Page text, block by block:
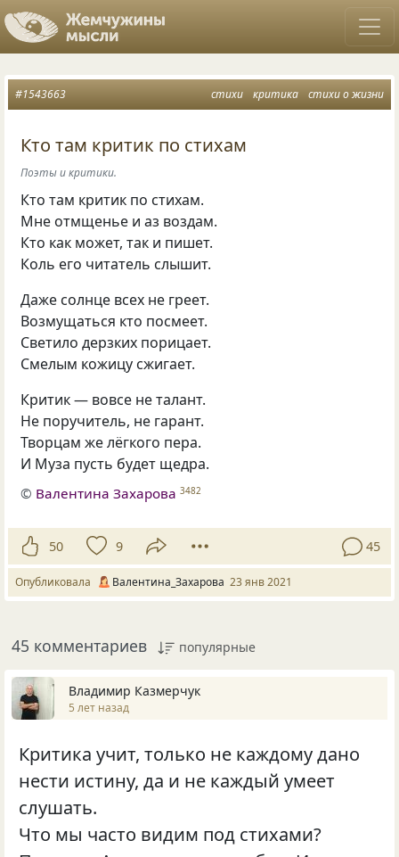
стихи критика стихи о жизни
#1543663
Кто там критик по стихам
Поэты и критики.
Кто там критик по стихам.
Мне отмщенье и аз воздам.
Кто как может, так и пишет.
Коль его читатель слышит.
Даже солнце всех не греет.
Возмущаться кто посмеет.
Светило дерзких порицает.
Смелым кожицу сжигает.
Критик — вовсе не талант.
Не поручитель, не гарант.
Творцам же лёгкого пера.
И Муза пусть будет щедра.
© Валентина Захарова 3482
50 9 45
Опубликовала Валентина_Захарова 23 янв 2021
45 комментариев популярные
Владимир Казмерчук
5 лет назад
Критика учит, только не каждому дано
нести истину, да и не каждый умеет
слушать.
Что мы часто видим под стихами?